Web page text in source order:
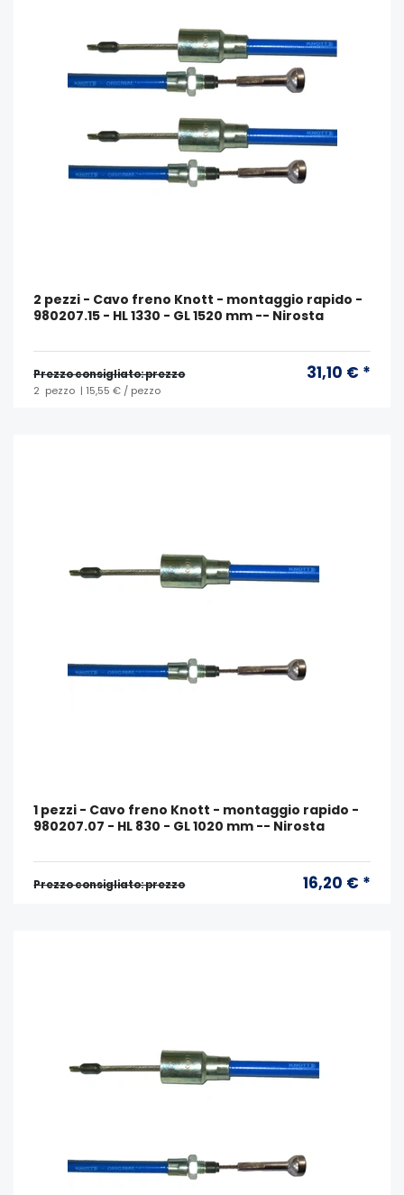
2 pezzi - Cavo freno Knott - montaggio rapido -
980207.15 - HL 1330 - GL 1520 mm -- Nirosta
Prezzo consigliato: prezzo 31,10 € *
2 pezzo | 15,55 € / pezzo
1 pezzi - Cavo freno Knott - montaggio rapido -
980207.07 - HL 830 - GL 1020 mm -- Nirosta
Prezzo consigliato: prezzo 16,20 € *